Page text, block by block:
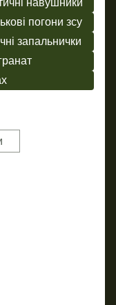
навушники
погони зсу
запальнички